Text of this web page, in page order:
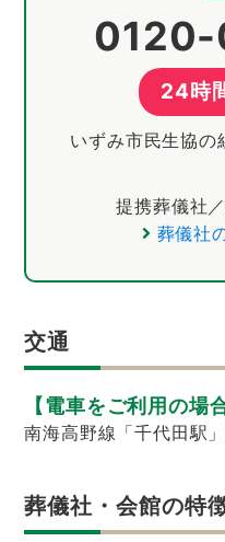
24時
いずみ市民生協の
提携葬儀社
葬儀社
交通
【電車をご利用の場合
南海高野線「千代田駅
葬儀社・会館の特